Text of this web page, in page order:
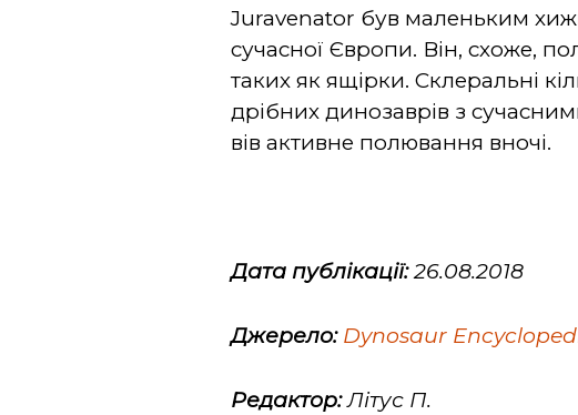
Juravenator був маленьким
сучасної Європи. Він, схоже,
таких як ящірки. Склеральні
дрібних динозаврів з
вів активне полювання вночі.
Дата публікації:26.08.2018
Джерело: Dynosaur
Редактор:Літус П.